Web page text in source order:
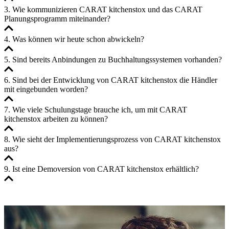
3. Wie kommunizieren CARAT kitchenstox und das CARAT
Planungsprogramm miteinander?
4. Was können wir heute schon abwickeln?
5. Sind bereits Anbindungen zu Buchhaltungssystemen vorhanden?
6. Sind bei der Entwicklung von CARAT kitchenstox die Händler
mit eingebunden worden?
7. Wie viele Schulungstage brauche ich, um mit CARAT
kitchenstox arbeiten zu können?
8. Wie sieht der Implementierungs­prozess von CARAT kitchenstox
aus?
9. Ist eine Demoversion von CARAT kitchenstox erhältlich?